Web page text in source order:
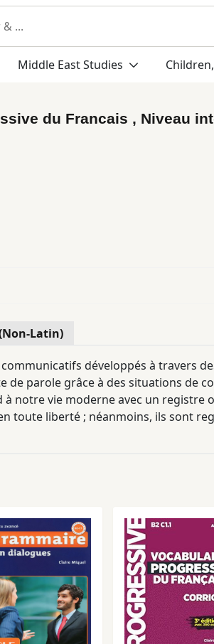
Middle East Studies
du Francais , Niveau
Latin)
développés à travers
de parole grâce à des situations de
à notre vie moderne avec un
toute liberté ; néanmoins, ils sont
interactions plus complexes de la
par un bilan. L'ouvrage, tout
page : à gauche plusieurs
récapitulative des principales
une activité créative. On
vendus à part.